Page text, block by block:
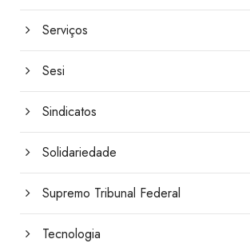
Serviços
Sesi
Sindicatos
Solidariedade
Supremo Tribunal Federal
Tecnologia